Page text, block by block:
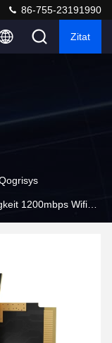
86-755-23191990
Zitat
1200mbps Wifi6